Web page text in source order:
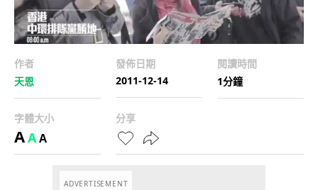
作者
天恩
發佈日期
2011-12-14
閱讀時間
1分鐘
字體大小
AAA
分享
ADVERTISEMENT